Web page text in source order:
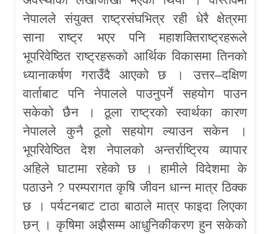
नेपालले संयुक्त राष्ट्रसंघभित्र रही धेरै क्षेत्रमा
साना राष्ट्र भएर पनि महाशक्तिराष्ट्रहरूले
भूपरिवेष्ठित राष्ट्रहरूको आर्थिक विकासमा तिनको
ध्यानाकर्षण गराउँदै आएको छ । उत्तर–दक्षिण
वार्ताबाट पनि नेपालले पाउनुपर्ने सहयोग पाउन
सकेको छैन । ठूला राष्ट्रको स्वार्थका कारण
नेपालले कुनै ठूलो सहयोग ल्याउन सकेन ।
भूपरिवेष्ठित देश नेपालको अन्तर्राष्ट्रिय व्यापार
अहिले घाटामा रहेको छ । हामीले विदेशमा के
पठाउने ? परम्परागत कृषि जीवन धान्न मात्र ठिक्क
छ । पर्यटनबाट टाठा बाठाले मात्र फाइदा लिएका
छन् । कृषिमा अझैसम्म आधुनिकीकरण हुन सकेको